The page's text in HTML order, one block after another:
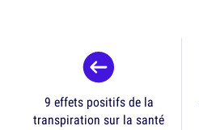
9 effets positifs de la
transpiration sur la santé